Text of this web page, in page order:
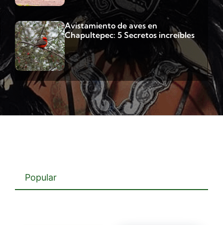
Avistamiento de aves en
Chapultepec: 5 Secretos increíbles
Popular